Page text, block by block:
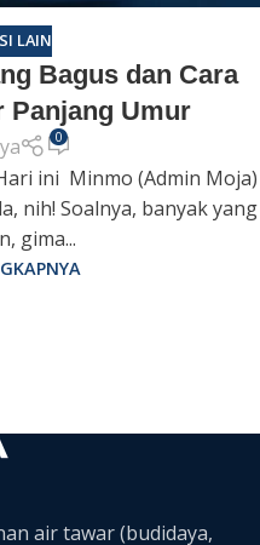
LAIN
Bagus dan Cara
Panjang Umur
0
ini Minmo (Admin Moja)
nih! Soalnya, banyak yang
gima...
air tawar (budidaya,